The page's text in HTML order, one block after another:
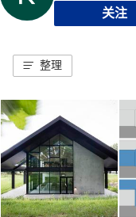
关注
整理